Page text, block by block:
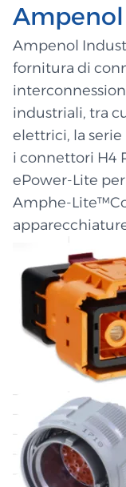
Ampenol
fornitura di
industriali, tra
elettrici, la
i connettori H4
ePower-Lite
Amphe-